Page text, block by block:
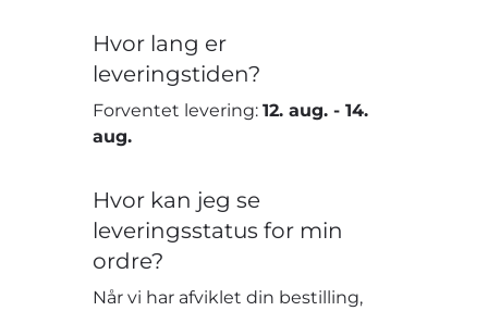
Hvor lang er
leveringstiden?
Forventet levering:12. aug. -14.
aug.
Hvor kan jeg se
leveringsstatus for min
ordre?
Når vi har afviklet din bestilling,